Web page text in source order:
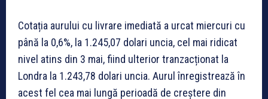
Cotația aurului cu livrare imediată a urcat miercuri cu
până la 0,6%, la 1.245,07 dolari uncia, cel mai ridicat
nivel atins din 3 mai, fiind ulterior tranzacționat la
Londra la 1.243,78 dolari uncia. Aurul înregistrează în
acest fel cea mai lungă perioadă de creștere din